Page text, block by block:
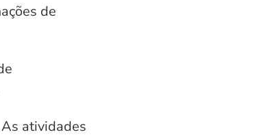
de
atividades